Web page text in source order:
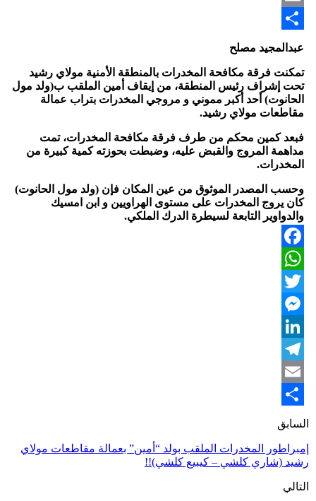
Email
Share
عبدالمجيد مصلح
تمكنت فرقة مكافحة المخدرات بالمنطقة الأمنية مولاي رشيد
تحت إشراف رئيس المنطقة، من إيقاف أمين الملقب ب(ولد مول
الحانوت) أحد أكبر مموني و مروجي المخدرات بتراب عمالة
مقاطعات مولاي رشيد.
فبعد كمين محكم من طرف فرقة مكافحة المخدرات، تمت
مداهمة المروج والقبض عليه، وضبطت بحوزته كمية كبيرة من
المخدرات.
وحسب المصدر الموثوق من عين المكان فإن (ولد مول الحانوت)
كان يروج المخدرات على مستوى الهراويين و ابن امسيك
والدواوير التابعة لسيطرة الدرك الملكي.
Facebook
WhatsApp
Twitter
Messenger
LinkedIn
Telegram
Email
Share
السابق
إمبراطور المخدرات الملقب بولد “أمين” بعمالة مقاطعات مولاي
رشيد (شاري كلشي – كيبيع كلشي)!!
التالي